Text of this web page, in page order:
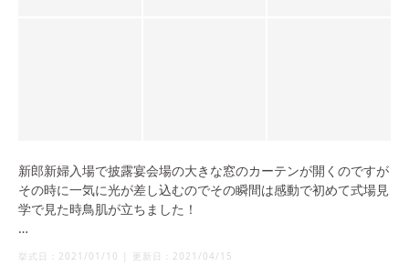
新郎新婦入場で披露宴会場の大きな窓のカーテンが開くのですが
その時に一気に光が差し込むのでその瞬間は感動で初めて式場見
学で見た時鳥肌が立ちました！
えないので雰囲気が抜群にいいです。
挙式日： 2021/01/10 | 更新日： 2021/04/15